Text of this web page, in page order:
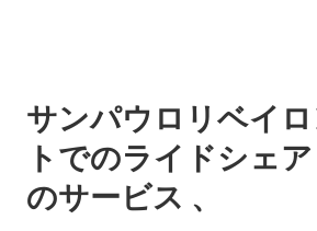
サンパウロリベイ
トでのライドシェ
のサービス 、